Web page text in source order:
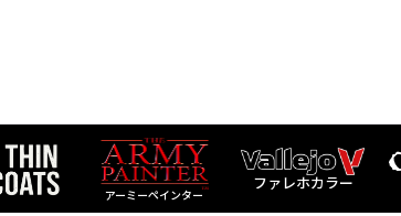
アーミーペインター
ファレホカラー